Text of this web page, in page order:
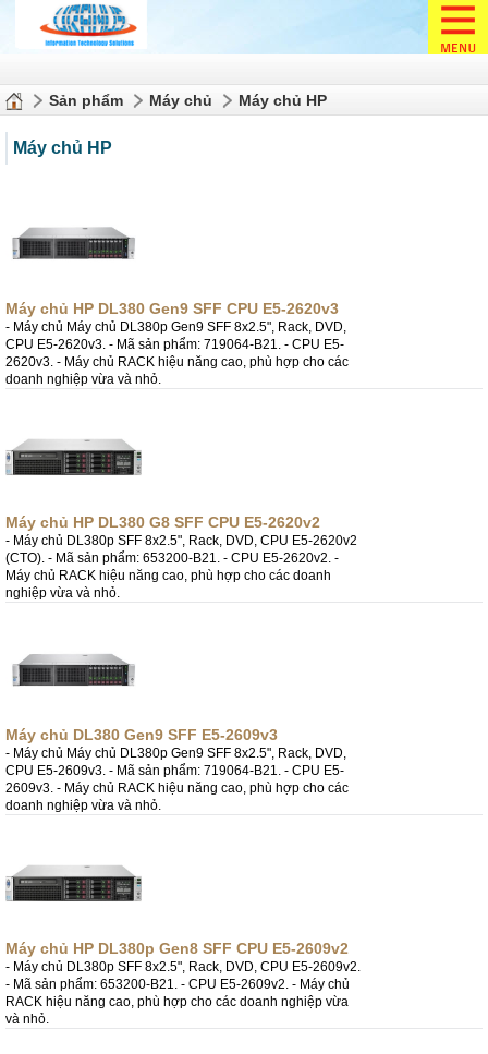
Sản phẩm Máy chủ Máy chủ HP
Máy chủ HP
Máy chủ HP DL380 Gen9 SFF CPU E5-2620v3
- Máy chủ Máy chủ DL380p Gen9 SFF 8x2.5", Rack, DVD,
CPU E5-2620v3. - Mã sản phẩm: 719064-B21. - CPU E5-
2620v3. - Máy chủ RACK hiệu năng cao, phù hợp cho các
doanh nghiệp vừa và nhỏ.
Máy chủ HP DL380 G8 SFF CPU E5-2620v2
- Máy chủ DL380p SFF 8x2.5", Rack, DVD, CPU E5-2620v2
(CTO). - Mã sản phẩm: 653200-B21. - CPU E5-2620v2. -
Máy chủ RACK hiệu năng cao, phù hợp cho các doanh
nghiệp vừa và nhỏ.
Máy chủ DL380 Gen9 SFF E5-2609v3
- Máy chủ Máy chủ DL380p Gen9 SFF 8x2.5", Rack, DVD,
CPU E5-2609v3. - Mã sản phẩm: 719064-B21. - CPU E5-
2609v3. - Máy chủ RACK hiệu năng cao, phù hợp cho các
doanh nghiệp vừa và nhỏ.
Máy chủ HP DL380p Gen8 SFF CPU E5-2609v2
- Máy chủ DL380p SFF 8x2.5", Rack, DVD, CPU E5-2609v2.
- Mã sản phẩm: 653200-B21. - CPU E5-2609v2. - Máy chủ
RACK hiệu năng cao, phù hợp cho các doanh nghiệp vừa
và nhỏ.